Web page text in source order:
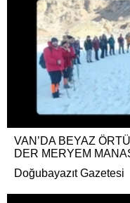
VAN’DA BEYAZ
DER MERYEM
Doğubayazıt Gazetesi